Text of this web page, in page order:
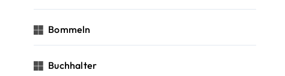
Bommeln
Buchhalter